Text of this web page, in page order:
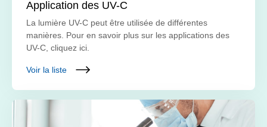
Application des UV-C
La lumière UV-C peut être utilisée de différentes
manières. Pour en savoir plus sur les applications des
UV-C, cliquez ici.
Voir la liste